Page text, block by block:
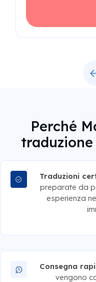
Perché
Traduzioni
preparate da
esperienza
Consegna
vengono